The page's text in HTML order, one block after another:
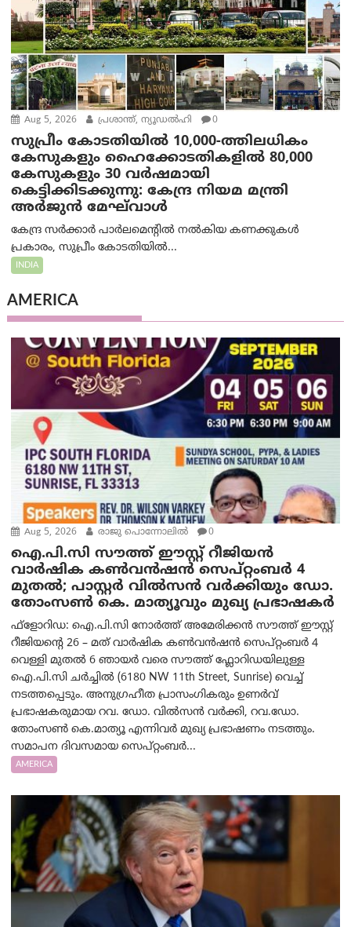
Aug 5, 2026 പ്രശാന്ത്, ന്യൂഡല്‍ഹി 0
സുപ്രീം കോടതിയിൽ 10,000-ത്തിലധികം
കേസുകളും ഹൈക്കോടതികളിൽ 80,000
കേസുകളും 30 വർഷമായി
കെട്ടിക്കിടക്കുന്നു: കേന്ദ്ര നിയമ മന്ത്രി
അര്‍ജുന്‍ മേഘ്‌വാള്‍
കേന്ദ്ര സർക്കാർ പാർലമെന്റിൽ നൽകിയ കണക്കുകൾ
പ്രകാരം, സുപ്രീം കോടതിയിൽ...
INDIA
AMERICA
Aug 5, 2026 രാജു പൊന്നോലിൽ 0
ഐ.പി.സി സൗത്ത് ഈസ്റ്റ് റീജിയൻ
വാർഷിക കൺവൻഷൻ സെപ്റ്റംബർ 4
മുതൽ; പാസ്റ്റർ വിൽസൻ വർക്കിയും ഡോ.
തോംസൺ കെ. മാത്യൂവും മുഖ്യ പ്രഭാഷകർ
ഫ്ളോറിഡ: ഐ.പി.സി നോർത്ത് അമേരിക്കൻ സൗത്ത് ഈസ്റ്റ്
റീജിയന്റെ 26 – മത് വാർഷിക കൺവൻഷൻ സെപ്റ്റംബർ 4
വെള്ളി മുതൽ 6 ഞായർ വരെ സൗത്ത് ഫ്ലോറിഡയിലുള്ള
ഐ.പി.സി ചർച്ചിൽ (6180 NW 11th Street, Sunrise) വെച്ച്
നടത്തപ്പെടും. അനുഗ്രഹീത പ്രാസംഗികരും ഉണർവ്
പ്രഭാഷകരുമായ റവ. ഡോ. വിൽസൻ വർക്കി, റവ.ഡോ.
തോംസൺ കെ.മാത്യൂ എന്നിവർ മുഖ്യ പ്രഭാഷണം നടത്തും.
സമാപന ദിവസമായ സെപ്റ്റംബർ...
AMERICA